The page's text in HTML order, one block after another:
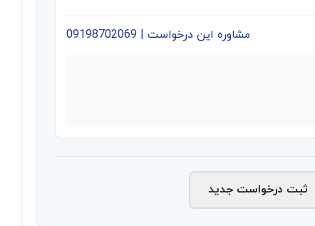
مشاوره این درخواست | 09198702069
ثبت درخواست جدید